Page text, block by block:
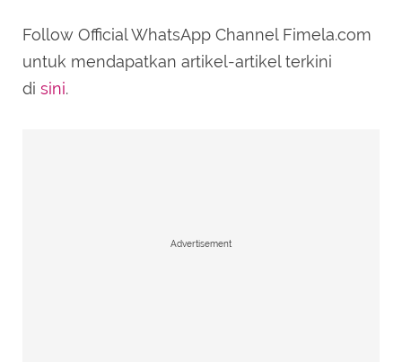
Follow Official WhatsApp Channel Fimela.com
untuk mendapatkan artikel-artikel terkini
di sini.
Advertisement